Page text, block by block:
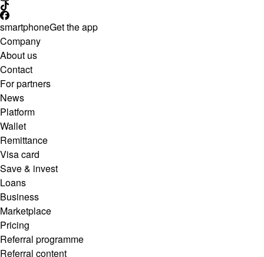
smartphoneGet the app
Company
About us
Contact
For partners
News
Platform
Wallet
Remittance
Visa card
Save & invest
Loans
Business
Marketplace
Pricing
Referral programme
Referral content